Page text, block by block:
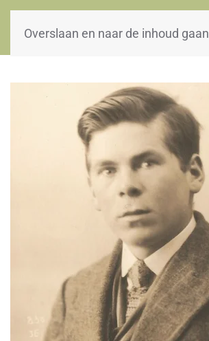
Overslaan en naar de inhoud gaan
WOII-HW